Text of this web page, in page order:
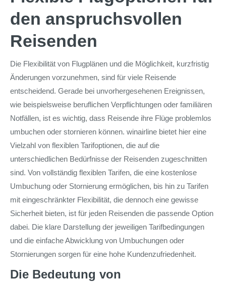
den anspruchsvollen
Reisenden
Die Flexibilität von Flugplänen und die Möglichkeit, kurzfristig
Änderungen vorzunehmen, sind für viele Reisende
entscheidend. Gerade bei unvorhergesehenen Ereignissen,
wie beispielsweise beruflichen Verpflichtungen oder familiären
Notfällen, ist es wichtig, dass Reisende ihre Flüge problemlos
umbuchen oder stornieren können. winairline bietet hier eine
Vielzahl von flexiblen Tarifoptionen, die auf die
unterschiedlichen Bedürfnisse der Reisenden zugeschnitten
sind. Von vollständig flexiblen Tarifen, die eine kostenlose
Umbuchung oder Stornierung ermöglichen, bis hin zu Tarifen
mit eingeschränkter Flexibilität, die dennoch eine gewisse
Sicherheit bieten, ist für jeden Reisenden die passende Option
dabei. Die klare Darstellung der jeweiligen Tarifbedingungen
und die einfache Abwicklung von Umbuchungen oder
Stornierungen sorgen für eine hohe Kundenzufriedenheit.
Die Bedeutung von